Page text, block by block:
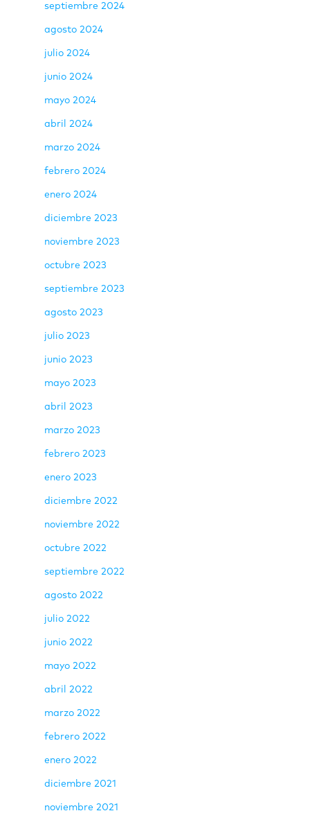
septiembre 2024
agosto 2024
julio 2024
junio 2024
mayo 2024
abril 2024
marzo 2024
febrero 2024
enero 2024
diciembre 2023
noviembre 2023
octubre 2023
septiembre 2023
agosto 2023
julio 2023
junio 2023
mayo 2023
abril 2023
marzo 2023
febrero 2023
enero 2023
diciembre 2022
noviembre 2022
octubre 2022
septiembre 2022
agosto 2022
julio 2022
junio 2022
mayo 2022
abril 2022
marzo 2022
febrero 2022
enero 2022
diciembre 2021
noviembre 2021